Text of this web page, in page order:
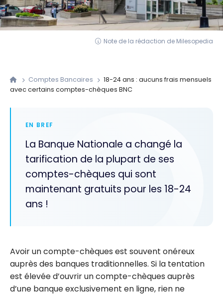
Note de la rédaction de Milesopedia
Comptes Bancaires
18-24 ans : aucuns frais mensuels
avec certains comptes-chèques BNC
EN BREF
La Banque Nationale a changé la
tarification de la plupart de ses
comptes-chèques qui sont
maintenant gratuits pour les 18-24
ans !
Avoir un compte-chèques est souvent onéreux
auprès des banques traditionnelles. Si la tentation
est élevée d’ouvrir un compte-chèques auprès
d’une banque exclusivement en ligne, rien ne